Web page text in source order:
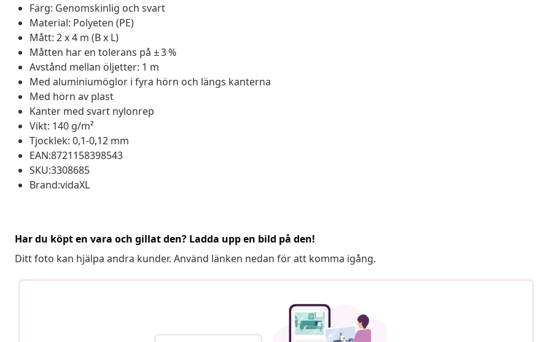
Färg: Genomskinlig och svart
Material: Polyeten (PE)
Mått: 2 x 4 m (B x L)
Måtten har en tolerans på ± 3 %
Avstånd mellan öljetter: 1 m
Med aluminiumöglor i fyra hörn och längs kanterna
Med hörn av plast
Kanter med svart nylonrep
Vikt: 140 g/m²
Tjocklek: 0,1-0,12 mm
EAN:8721158398543
SKU:3308685
Brand:vidaXL
Har du köpt en vara och gillat den? Ladda upp en bild på den!
Ditt foto kan hjälpa andra kunder. Använd länken nedan för att komma igång.